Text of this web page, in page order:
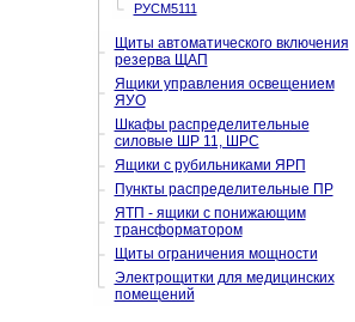
РУСМ5111
Щиты автоматического включения
резерва ЩАП
Ящики управления освещением
ЯУО
Шкафы распределительные
силовые ШР 11, ШРС
Ящики с рубильниками ЯРП
Пункты распределительные ПР
ЯТП - ящики с понижающим
трансформатором
Щиты ограничения мощности
Электрощитки для медицинских
помещений